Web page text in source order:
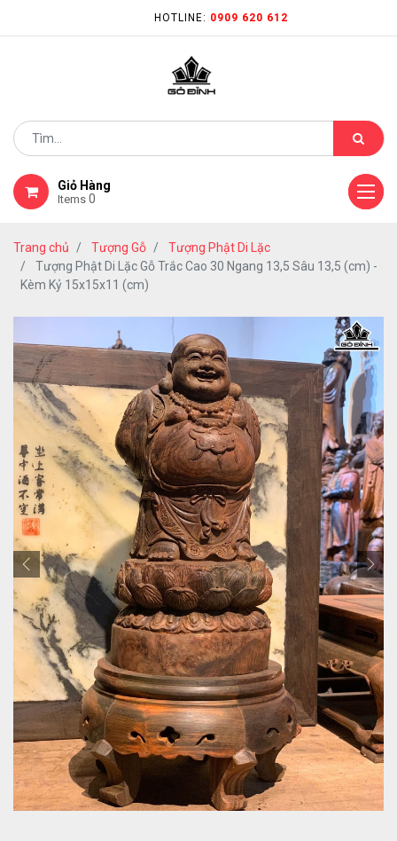
HOTLINE: 0909 620 612
Giỏ Hàng
Items 0
Trang chủ Tượng Gỗ
Tượng Phật Di Lặc
Tượng Phật Di Lặc Gỗ Trắc Cao 30 Ngang 13,5 Sâu 13,5 (cm) -
Kèm Kỷ 15x15x11 (cm)